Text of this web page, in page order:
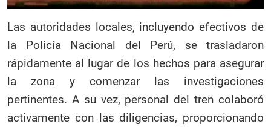
Las autoridades locales, incluyendo efectivos de
la Policía Nacional del Perú, se trasladaron
rápidamente al lugar de los hechos para asegurar
la zona y comenzar las investigaciones
pertinentes. A su vez, personal del tren colaboró
activamente con las diligencias, proporcionando